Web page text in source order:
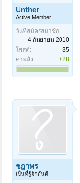
Unther
Active Member
วันที่สมัครสมาชิก:
4 กันยายน 2010
โพสต์:
35
ค่าพลัง:
+28
ชฎาพร
เป็นที่รู้จักกันดี